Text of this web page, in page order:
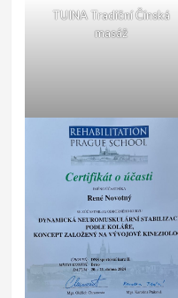
TUINA Tradiční Čínská
masáž